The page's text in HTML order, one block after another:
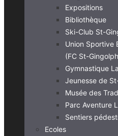
Expositions
Bibliothèque
Ski-Club St-
Union Sportive
(FC St-
Gymnastique
Jeunesse de
Musée des
Parc Aventure
Sentiers
Ecoles